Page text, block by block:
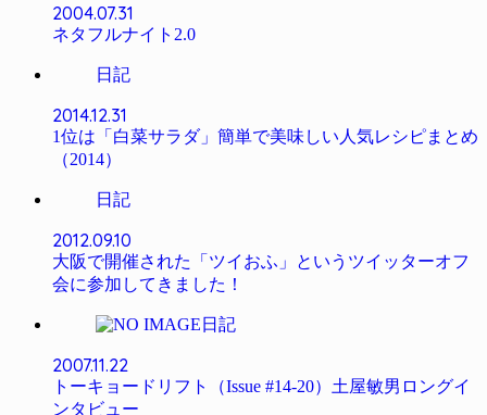
2004.07.31
ネタフルナイト2.0
日記
2014.12.31
1位は「白菜サラダ」簡単で美味しい人気レシピまとめ
（2014）
日記
2012.09.10
大阪で開催された「ツイおふ」というツイッターオフ
会に参加してきました！
日記
2007.11.22
トーキョードリフト（Issue #14-20）土屋敏男ロングイ
ンタビュー